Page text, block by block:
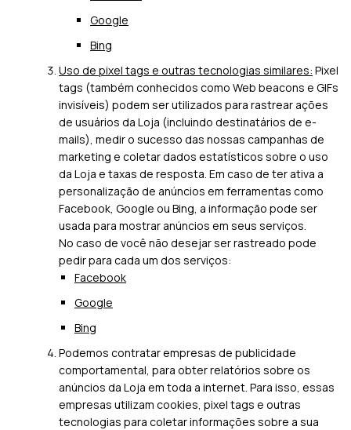
Google
Bing
Uso de pixel tags e outras tecnologias similares: Pixel
tags (também conhecidos como Web beacons e GIFs
invisíveis) podem ser utilizados para rastrear ações
de usuários da Loja (incluindo destinatários de e-
mails), medir o sucesso das nossas campanhas de
marketing e coletar dados estatísticos sobre o uso
da Loja e taxas de resposta. Em caso de ter ativa a
personalização de anúncios em ferramentas como
Facebook, Google ou Bing, a informação pode ser
usada para mostrar anúncios em seus serviços.
No caso de você não desejar ser rastreado pode
pedir para cada um dos serviços:
Facebook
Google
Bing
Podemos contratar empresas de publicidade
comportamental, para obter relatórios sobre os
anúncios da Loja em toda a internet. Para isso, essas
empresas utilizam cookies, pixel tags e outras
tecnologias para coletar informações sobre a sua